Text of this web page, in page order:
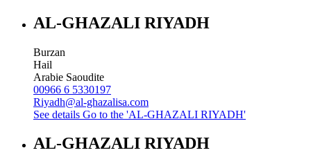
AL-GHAZALI RIYADH
Burzan
Hail
Arabie Saoudite
00966 6 5330197
Riyadh@al-ghazalisa.com
See details Go to the 'AL-GHAZALI RIYADH'
AL-GHAZALI RIYADH